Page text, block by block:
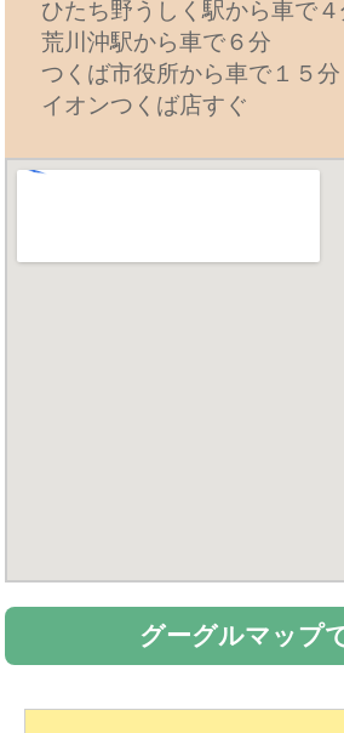
ひたち野うしく駅から車で４
荒川沖駅から車で６分
つくば市役所から車で１５分
イオンつくば店すぐ
グーグルマップ